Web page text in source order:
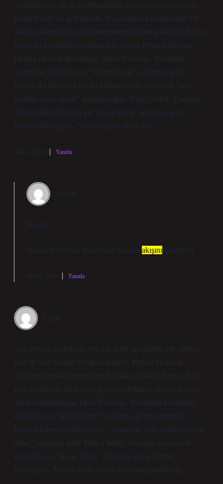
Akdeniz eski adı nedir anlatımında kavramsal çerçeve net,
pratik yönler ise geri planda. Bu paragrafın merkezinde net
şekilde Akdeniz’in eski isimlerinden bazıları şunlardır: Ayrıca,
bazı eski haritalarda Akdeniz için Argon Pelagos (Beyaz
Deniz) adı da kullanılmıştır. Mare Nostrum . Romalılar
tarafından kullanılan ve “Bizim Deniz” anlamına gelen
isimdir. El Bahre-l Ebyedu’l-Mutavassit . Arapçada “orta
yerdeki beyaz deniz” anlamına gelir. Bahr-i Sefid . Osmanlı
döneminde kullanılan ve “beyaz deniz” anlamına gelen
isimdir. Mesogeios . Yunancadaki adıdır. var.
Mart 5, 2026 Yanıtla
admin
Nurgül!
Teşekkür ederim, fikirleriniz yazının akışını iyileştirdi.
Mart 5, 2026 Yanıtla
Oğuz
Yazı boyunca Akdeniz eski adı nedir net şekilde ele alınmış,
yine de bazı sorular cevapsız kalıyor. Metnin bu kısmı
Akdeniz’in eski isimlerinden bazıları şunlardır: Ayrıca, bazı
eski haritalarda Akdeniz için Argon Pelagos (Beyaz Deniz)
adı da kullanılmıştır. Mare Nostrum . Romalılar tarafından
kullanılan ve “Bizim Deniz” anlamına gelen isimdir. El
Bahre-l Ebyedu’l-Mutavassit . Arapçada “orta yerdeki beyaz
deniz” anlamına gelir. Bahr-i Sefid . Osmanlı döneminde
kullanılan ve “beyaz deniz” anlamına gelen isimdir.
Mesogeios . Yunancadaki adıdır. etrafında şekillenmiş.